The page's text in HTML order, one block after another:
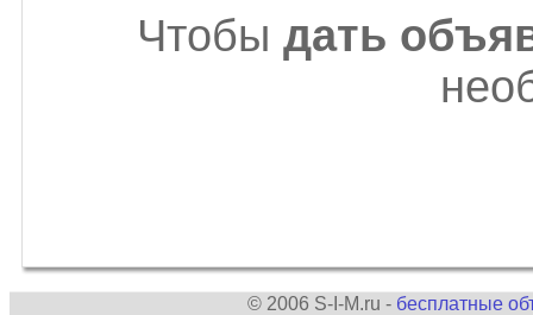
Чтобы дать
© 2006 S-I-M.ru - бесплатные